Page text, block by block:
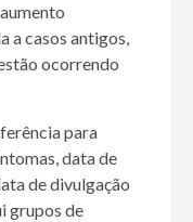
a casos antigos,
ocorrendo
para
data de
de divulgação
grupos de